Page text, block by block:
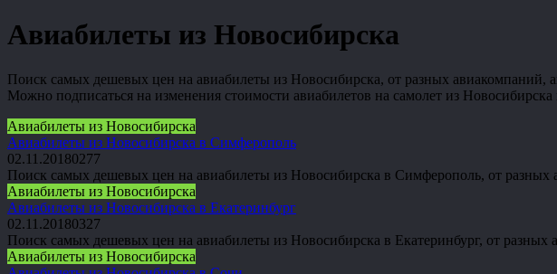
Авиабилеты из Новосибирска
Поиск самых дешевых цен на авиабилеты из Новосибирска, от разных авиакомпаний,
Можно подписаться на изменения стоимости авиабилетов на самолет из
Авиабилеты из Новосибирска
Авиабилеты из Новосибирска в Симферополь
02.11.20180277
Поиск самых дешевых цен на авиабилеты из Новосибирска в Симферополь, от
Авиабилеты из Новосибирска
Авиабилеты из Новосибирска в Екатеринбург
02.11.20180327
Поиск самых дешевых цен на авиабилеты из Новосибирска в Екатеринбург, от
Авиабилеты из Новосибирска